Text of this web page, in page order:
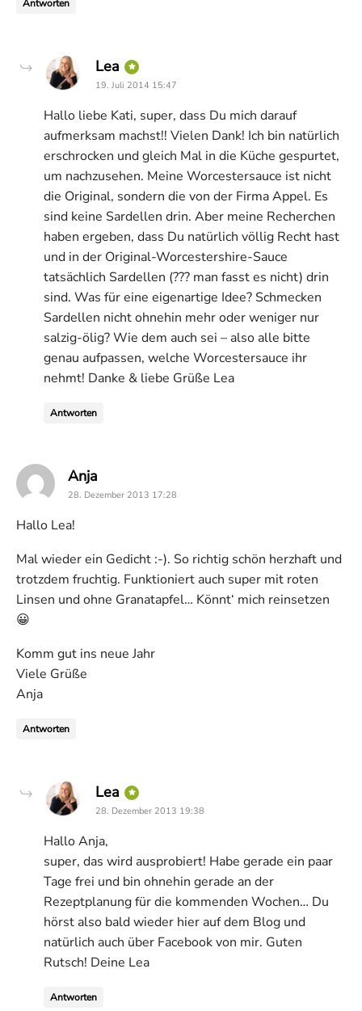
Antworten
Lea says:
19. Juli 2014 15:47
Hallo liebe Kati, super, dass Du mich darauf
aufmerksam machst!! Vielen Dank! Ich bin natürlich
erschrocken und gleich Mal in die Küche gespurtet,
um nachzusehen. Meine Worcestersauce ist nicht
die Original, sondern die von der Firma Appel. Es
sind keine Sardellen drin. Aber meine Recherchen
haben ergeben, dass Du natürlich völlig Recht hast
und in der Original-Worcestershire-Sauce
tatsächlich Sardellen (??? man fasst es nicht) drin
sind. Was für eine eigenartige Idee? Schmecken
Sardellen nicht ohnehin mehr oder weniger nur
salzig-ölig? Wie dem auch sei – also alle bitte
genau aufpassen, welche Worcestersauce ihr
nehmt! Danke & liebe Grüße Lea
Antworten
Anja
28. Dezember 2013 17:28
Hallo Lea!
Mal wieder ein Gedicht :-). So richtig schön herzhaft und
trotzdem fruchtig. Funktioniert auch super mit roten
Linsen und ohne Granatapfel… Könnt‘ mich reinsetzen
😀
Komm gut ins neue Jahr
Viele Grüße
Anja
Antworten
Lea says:
28. Dezember 2013 19:38
Hallo Anja,
super, das wird ausprobiert! Habe gerade ein paar
Tage frei und bin ohnehin gerade an der
Rezeptplanung für die kommenden Wochen… Du
hörst also bald wieder hier auf dem Blog und
natürlich auch über Facebook von mir. Guten
Rutsch! Deine Lea
Antworten